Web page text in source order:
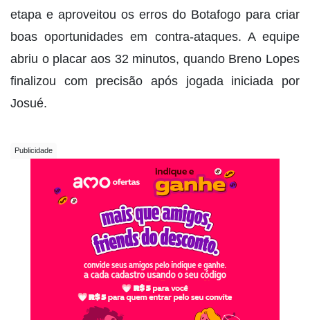
etapa e aproveitou os erros do Botafogo para criar
boas oportunidades em contra-ataques. A equipe
abriu o placar aos 32 minutos, quando Breno Lopes
finalizou com precisão após jogada iniciada por
Josué.